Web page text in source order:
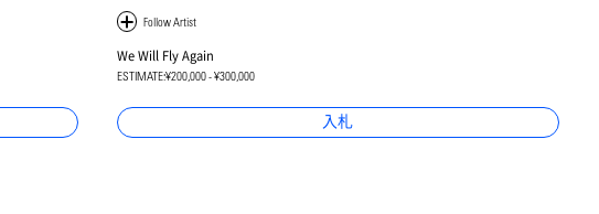
We Will Fly Again
ESTIMATE:¥200,000 - ¥300,000
入札